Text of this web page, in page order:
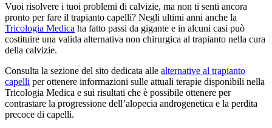
Vuoi risolvere i tuoi problemi di calvizie, ma non ti senti ancora
pronto per fare il trapianto capelli? Negli ultimi anni anche la
Tricologia Medica ha fatto passi da gigante e in alcuni casi può
costituire una valida alternativa non chirurgica al trapianto nella cura
della calvizie.
Consulta la sezione del sito dedicata alle alternative al trapianto
capelli per ottenere informazioni sulle attuali terapie disponibili nella
Tricologia Medica e sui risultati che è possibile ottenere per
contrastare la progressione dell’alopecia androgenetica e la perdita
precoce di capelli.